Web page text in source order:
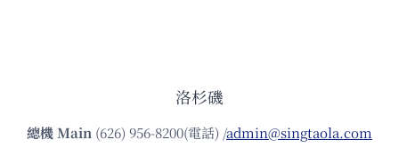
洛杉磯
總機Main (626) 956-8200(電話) /admin@singtaola.com